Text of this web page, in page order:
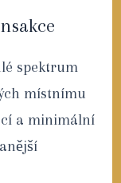
spektrum
místnímu
a minimální